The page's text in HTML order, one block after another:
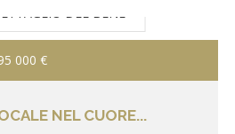
DEL BENE
000 €
NEL CUORE...